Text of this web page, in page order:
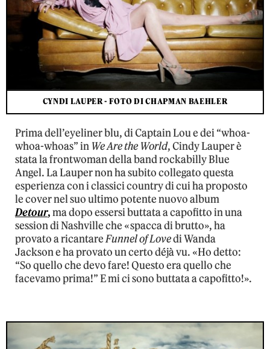
CYNDI LAUPER - FOTO DI CHAPMAN BAEHLER
Prima dell’eyeliner blu, di Captain Lou e dei “whoa-
whoa-whoas” in We Are the World, Cindy Lauper è
stata la frontwoman della band rockabilly Blue
Angel. La Lauper non ha subito collegato questa
esperienza con i classici country di cui ha proposto
le cover nel suo ultimo potente nuovo album
Detour,ma dopo essersi buttata a capofitto in una
session di Nashville che «spacca di brutto», ha
provato a ricantareFunnel of Lovedi Wanda
Jackson e ha provato un certo déjà vu. «Ho detto:
“So quello che devo fare! Questo era quello che
facevamo prima!” E mi ci sono buttata a capofitto!».